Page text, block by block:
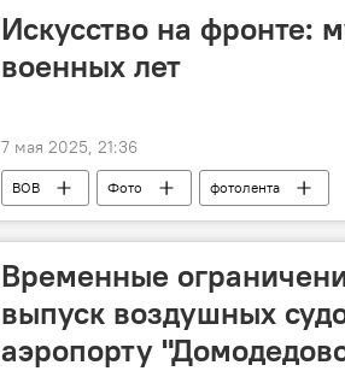
Искусство на фронте:
военных лет
7 мая 2025, 21:36
ВОВ Фото фотолента
Временные
выпуск воздушных
аэропорту